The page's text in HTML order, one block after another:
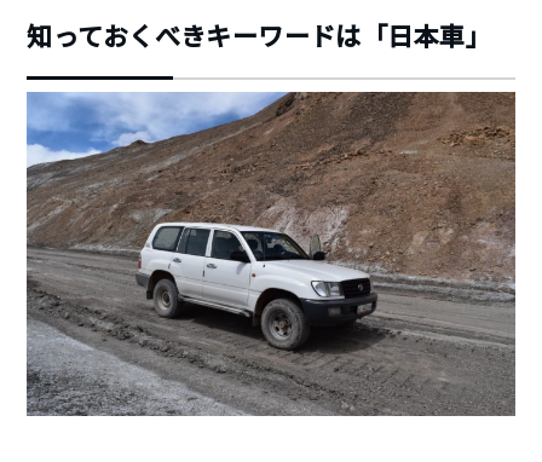
知っておくべきキーワードは「日本車」